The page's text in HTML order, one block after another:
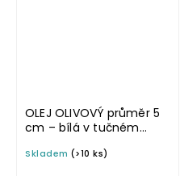
OLEJ OLIVOVÝ průměr 5
cm – bílá v tučném
samolepka na
Skladem (>10 ks)